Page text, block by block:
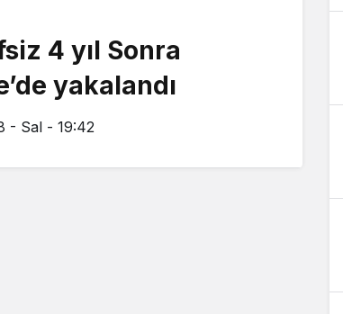
4 yıl Sonra
yakalandı
- Sal - 19:42